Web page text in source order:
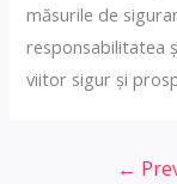
măsurile de
responsabilitatea
viitor sigur și
←